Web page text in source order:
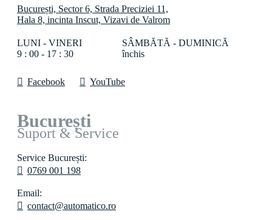
București, Sector 6, Strada Preciziei 11,
Hala 8, incinta Inscut, Vizavi de Valrom
LUNI - VINERI
9 : 00 - 17 : 30
SÂMBĂTĂ - DUMINICĂ
închis
Facebook YouTube
București
Suport & Service
Service București:
0769 001 198
Email:
contact@automatico.ro